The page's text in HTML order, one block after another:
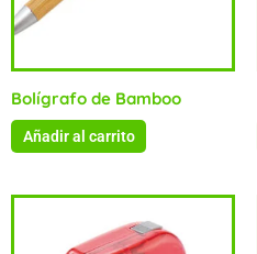
Bolígrafo de Bamboo
Añadir al carrito